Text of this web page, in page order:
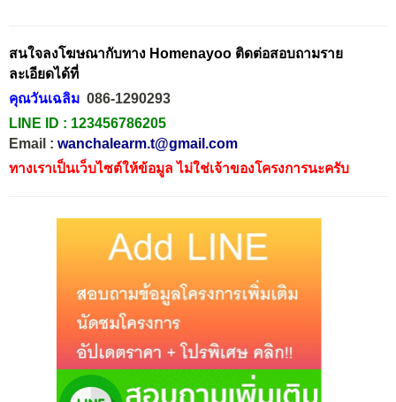
สนใจลงโฆษณากับทาง Homenayoo ติดต่อสอบถามราย
ละเอียดได้ที่
คุณวันเฉลิม 086-1290293
LINE ID : 123456786205
Email : wanchalearm.t@gmail.com
ทางเราเป็นเว็บไซต์ให้ข้อมูล ไม่ใช่เจ้าของโครงการนะครับ